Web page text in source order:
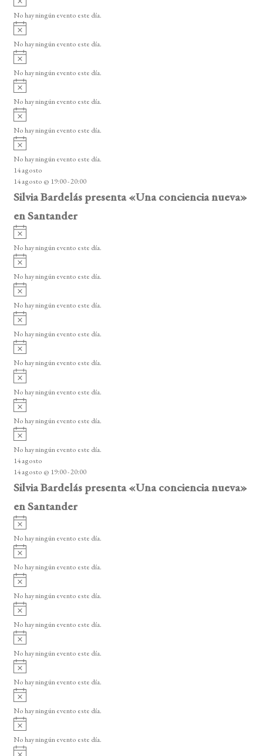
e
E
v
e
n
t
o
s
o
v
i
o
No hay ningún evento este día.
A
v
i
o
No hay ningún evento este día.
A
v
i
o
No hay ningún evento este día.
A
v
i
o
No hay ningún evento este día.
A
v
i
o
No hay ningún evento este día.
A
v
i
s
o
No hay ningún evento este día.
14 agosto
14 agosto @ 19:00-20:00
Silvia Bardelás presenta «Una conciencia nueva»
en Santander
A
v
i
o
No hay ningún evento este día.
A
v
i
o
No hay ningún evento este día.
A
v
i
o
No hay ningún evento este día.
A
v
i
o
No hay ningún evento este día.
A
v
i
o
No hay ningún evento este día.
A
v
i
o
No hay ningún evento este día.
A
v
i
o
No hay ningún evento este día.
A
v
i
s
o
No hay ningún evento este día.
14 agosto
14 agosto @ 19:00-20:00
Silvia Bardelás presenta «Una conciencia nueva»
en Santander
A
v
i
o
No hay ningún evento este día.
A
v
i
o
No hay ningún evento este día.
A
v
i
o
No hay ningún evento este día.
A
v
i
o
No hay ningún evento este día.
A
v
i
o
No hay ningún evento este día.
A
v
i
o
No hay ningún evento este día.
A
v
i
o
No hay ningún evento este día.
A
v
i
No hay ningún evento este día.
A